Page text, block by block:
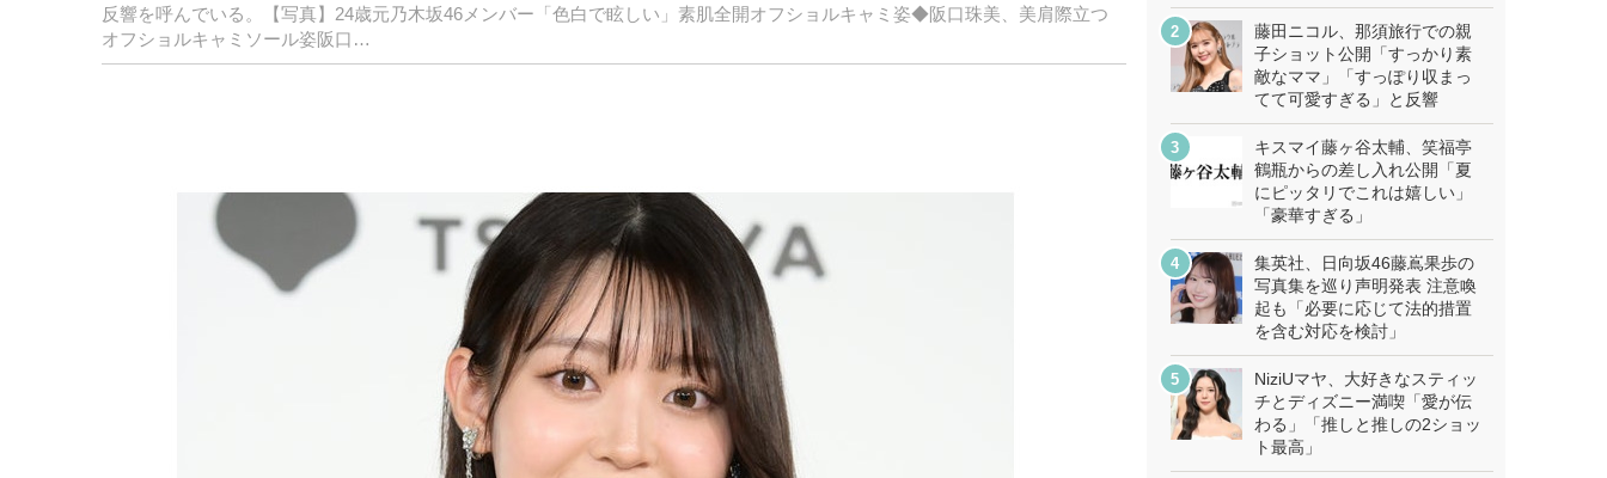
反響を呼んでいる。【写真】24歳元乃木坂46メンバー「色白で眩しい」素肌全開オフショルキャミ姿◆阪口珠美、美肩際立つ
オフショルキャミソール姿阪口…
藤田ニコル、那須旅行での親
子ショット公開「すっかり素
敵なママ」「すっぽり収まっ
てて可愛すぎる」と反響
キスマイ藤ヶ谷太輔、笑福亭
鶴瓶からの差し入れ公開「夏
にピッタリでこれは嬉しい」
「豪華すぎる」
集英社、日向坂46藤嶌果歩の
写真集を巡り声明発表 注意喚
起も「必要に応じて法的措置
を含む対応を検討」
NiziUマヤ、大好きなスティッ
チとディズニー満喫「愛が伝
わる」「推しと推しの2ショッ
ト最高」